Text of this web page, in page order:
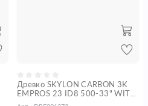
Древко SKYLON CARBON 3K
EMPROS 23 ID8 500-33" WITH
UNI BUSHING S-SIZE